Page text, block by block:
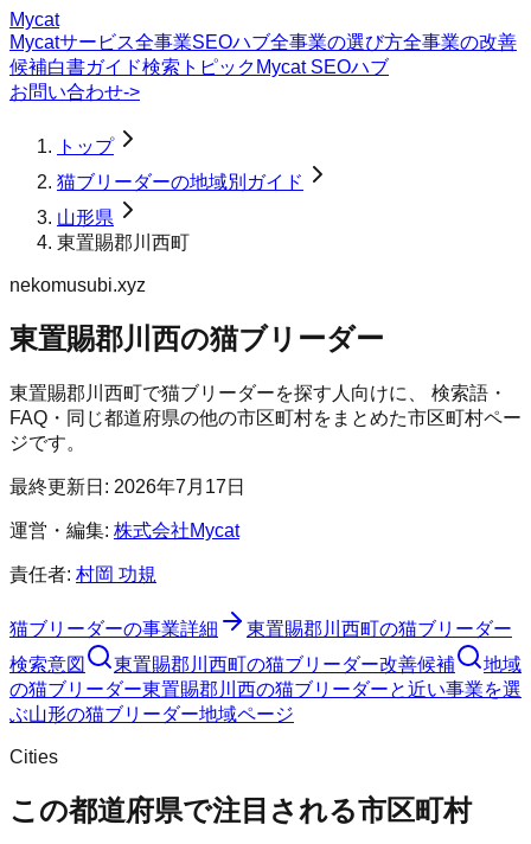
Mycat
Mycatサービス全事業SEOハブ全事業の選び方全事業の改善
候補白書ガイド検索トピック Mycat SEOハブ
お問い合わせ->
トップ
猫ブリーダーの地域別ガイド
山形県
東置賜郡川西町
nekomusubi.xyz
東置賜郡川西の猫ブリーダー
東置賜郡川西町で猫ブリーダーを探す人向けに、 検索語・
FAQ・同じ都道府県の他の市区町村をまとめた市区町村ペー
ジです。
最終更新日: 2026年7月17日
運営・編集: 株式会社Mycat
責任者: 村岡 功規
猫ブリーダーの事業詳細 東置賜郡川西町の猫ブリーダー
検索意図
東置賜郡川西町の猫ブリーダー改善候補
地域
の猫ブリーダー東置賜郡川西の猫ブリーダーと近い事業を選
ぶ山形の猫ブリーダー地域ページ
Cities
この都道府県で注目される市区町村